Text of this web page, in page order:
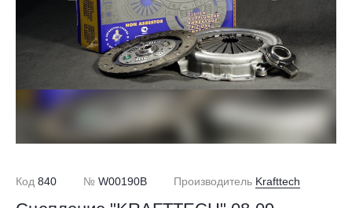
Код 840 № W00190B Производитель Krafttech